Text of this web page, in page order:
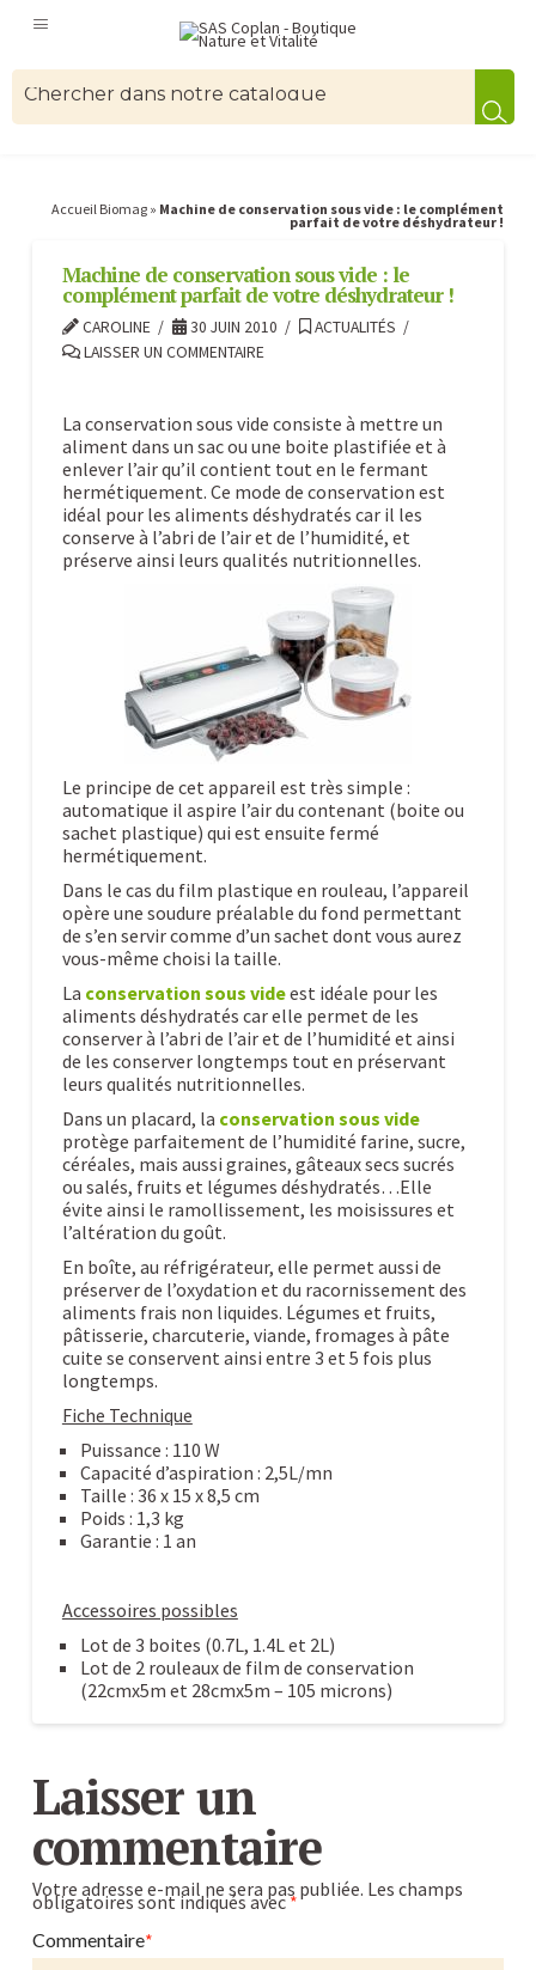
Accueil Biomag » Machine de conservation sous vide : le complément
parfait de votre déshydrateur !
Machine de conservation sous vide : le
complément parfait de votre déshydrateur !
CAROLINE 30 JUIN 2010
ACTUALITÉS
LAISSER UN COMMENTAIRE
La conservation sous vide consiste à mettre un
aliment dans un sac ou une boite plastifiée et à
enlever l’air qu’il contient tout en le fermant
hermétiquement. Ce mode de conservation est
idéal pour les aliments déshydratés car il les
conserve à l’abri de l’air et de l’humidité, et
préserve ainsi leurs qualités nutritionnelles.
Le principe de cet appareil est très simple :
automatique il aspire l’air du contenant (boite ou
sachet plastique) qui est ensuite fermé
hermétiquement.
Dans le cas du film plastique en rouleau, l’appareil
opère une soudure préalable du fond permettant
de s’en servir comme d’un sachet dont vous aurez
vous-même choisi la taille.
La conservation sous videest idéale pour les
aliments déshydratés car elle permet de les
conserver à l’abri de l’air et de l’humidité et ainsi
de les conserver longtemps tout en préservant
leurs qualités nutritionnelles.
Dans un placard, la conservation sous vide
protège parfaitement de l’humidité farine, sucre,
céréales, mais aussi graines, gâteaux secs sucrés
ou salés, fruits et légumes déshydratés…Elle
évite ainsi le ramollissement, les moisissures et
l’altération du goût.
En boîte, au réfrigérateur, elle permet aussi de
préserver de l’oxydation et du racornissement des
aliments frais non liquides. Légumes et fruits,
pâtisserie, charcuterie, viande, fromages à pâte
cuite se conservent ainsi entre 3 et 5 fois plus
longtemps.
Fiche Technique
Puissance : 110 W
Capacité d’aspiration : 2,5L/mn
Taille : 36 x 15 x 8,5 cm
Poids : 1,3 kg
Garantie : 1 an
Accessoires possibles
Lot de 3 boites (0.7L, 1.4L et 2L)
Lot de 2 rouleaux de film de conservation
(22cmx5m et 28cmx5m – 105 microns)
Machine
de
conservation
sous
vide
:
le
Laisser un
commentaire
Votre adresse e-mail ne sera pas publiée. Les champs
obligatoires sont indiqués avec*
Commentaire*